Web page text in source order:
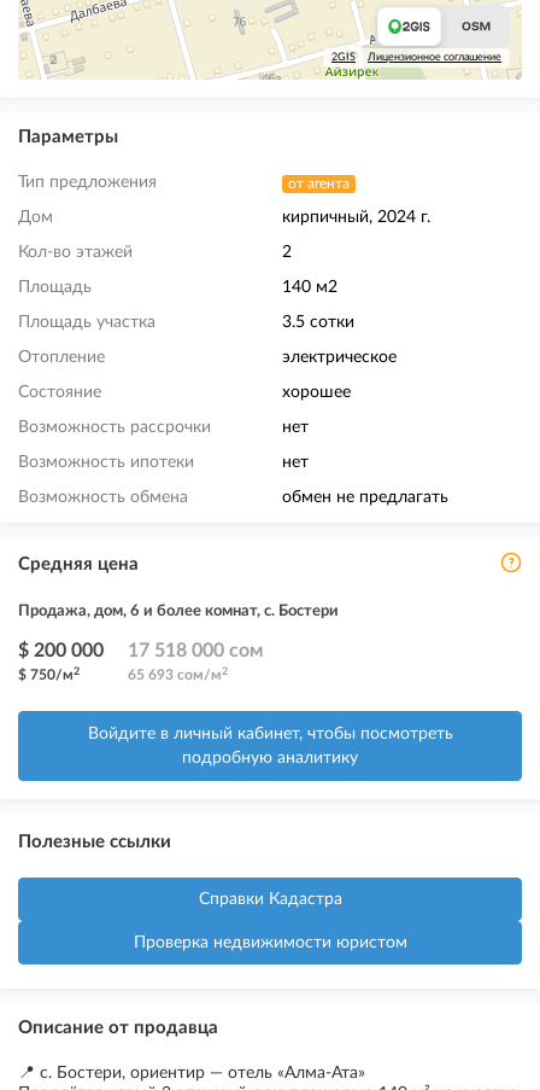
2GIS Лицензионное соглашение
Параметры
Тип предложения от агента
Дом кирпичный, 2024 г.
Кол-во этажей 2
Площадь 140 м2
Площадь участка 3.5 сотки
Отопление электрическое
Состояние хорошее
Возможность рассрочки нет
Возможность ипотеки нет
Возможность обмена обмен не предлагать
Средняя цена
Продажа, дом, 6 и более комнат, с. Бостери
$ 200 000
$ 750/м2
17 518 000 сом
65 693 сом/м2
Войдите в личный кабинет, чтобы посмотреть
подробную аналитику
Полезные ссылки
Справки Кадастра
Проверка недвижимости юристом
Описание от продавца
📍 с. Бостери, ориентир — отель «Алма-Ата»